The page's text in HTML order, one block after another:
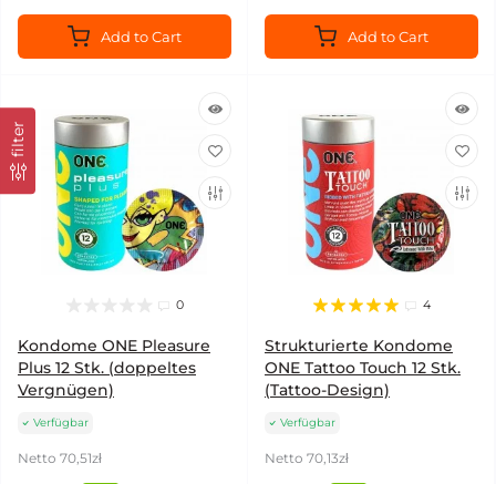
filter
Add to Cart Add to Cart
0
Kondome ONE Pleasure
Plus 12 Stk. (doppeltes
Vergnügen)
Verfügbar
Netto 70,51zł
4
Strukturierte Kondome
ONE Tattoo Touch 12 Stk.
(Tattoo-Design)
Verfügbar
Netto 70,13zł